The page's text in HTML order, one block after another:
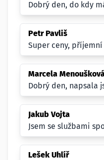
Dobrý den, do kdy
Petr Pavliš
Super ceny,
Marcela
Dobrý den, napsala
Jakub Vojta
Jsem se službami
Lešek Uhlíř